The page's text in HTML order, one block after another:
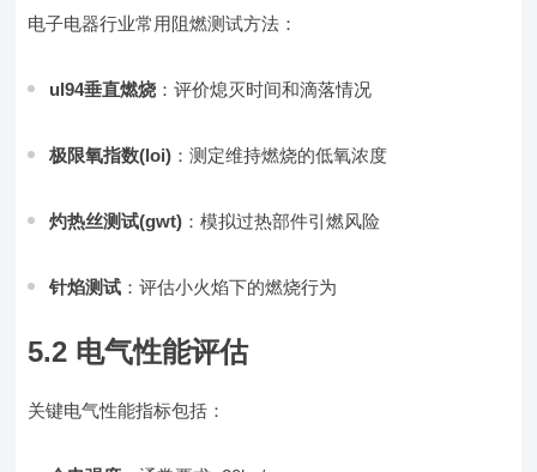
电子电器行业常用阻燃测试方法：
ul94垂直燃烧 ：评价熄灭时间和滴落情况
极限氧指数(loi) ：测定维持燃烧的低氧浓度
灼热丝测试(gwt) ：模拟过热部件引燃风险
针焰测试 ：评估小火焰下的燃烧行为
5.2 电气性能评估
关键电气性能指标包括：